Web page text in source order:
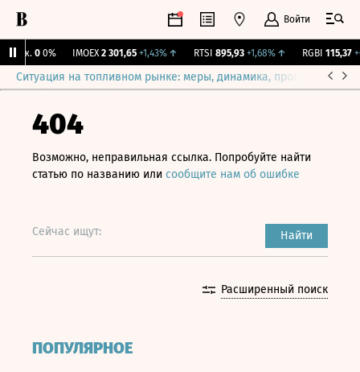
Войти
0 0% IMOEX 2 301,65 +1,43%↑ RTSI 895,93 +1,68% ↑ RGBI 115,37
Ситуация на топливном рынке: меры, динамика, прогнозы
404
Возможно, неправильная ссылка. Попробуйте найти
статью по названию или сообщите нам об ошибке
Сейчас ищут: Найти
Расширенный поиск
ПОПУЛЯРНОЕ